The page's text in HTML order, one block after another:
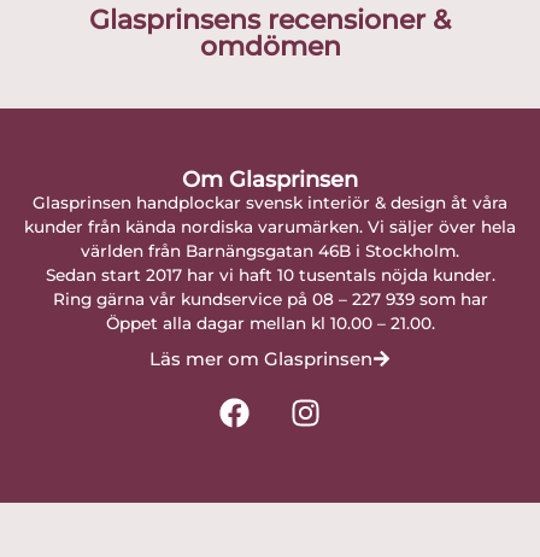
Glasprinsens recensioner &
omdömen
Om Glasprinsen
Glasprinsen handplockar svensk interiör & design åt våra
kunder från kända nordiska varumärken. Vi säljer över hela
världen från Barnängsgatan 46B i Stockholm.
Sedan start 2017 har vi haft 10 tusentals nöjda kunder.
Ring gärna vår kundservice på 08 – 227 939 som har
Öppet alla dagar mellan kl 10.00 – 21.00.
Läs mer om Glasprinsen
F
a
I
n